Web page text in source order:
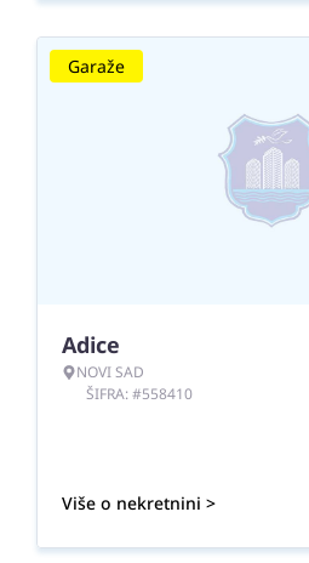
Garaže
Adice
NOVI SAD
ŠIFRA: #558410
Više o nekretnini >